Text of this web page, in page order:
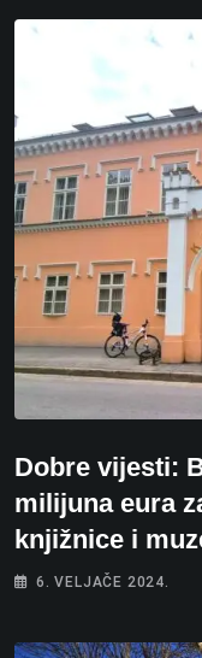
Dobre vijesti:
milijuna eura
knjižnice i
6. VELJAČE 2024.